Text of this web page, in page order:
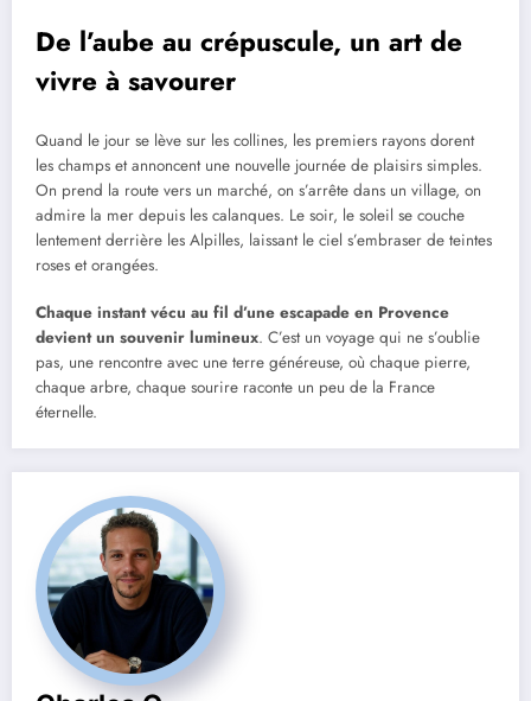
De l’aube au crépuscule, un art de
vivre à savourer
Quand le jour se lève sur les collines, les premiers rayons dorent
les champs et annoncent une nouvelle journée de plaisirs simples.
On prend la route vers un marché, on s’arrête dans un village, on
admire la mer depuis les calanques. Le soir, le soleil se couche
lentement derrière les Alpilles, laissant le ciel s’embraser de teintes
roses et orangées.
Chaque instant vécu au fil d’une escapade en Provence
devient un souvenir lumineux. C’est un voyage qui ne s’oublie
pas, une rencontre avec une terre généreuse, où chaque pierre,
chaque arbre, chaque sourire raconte un peu de la France
éternelle.